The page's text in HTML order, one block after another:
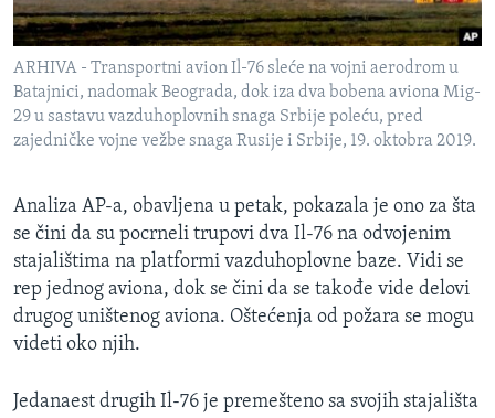
ARHIVA - Transportni avion Il-76 sleće na vojni aerodrom u
Batajnici, nadomak Beograda, dok iza dva bobena aviona Mig-
29 u sastavu vazduhoplovnih snaga Srbije poleću, pred
zajedničke vojne vežbe snaga Rusije i Srbije, 19. oktobra 2019.
Analiza AP-a, obavljena u petak, pokazala je ono za šta
se čini da su pocrneli trupovi dva Il-76 na odvojenim
stajalištima na platformi vazduhoplovne baze. Vidi se
rep jednog aviona, dok se čini da se takođe vide delovi
drugog uništenog aviona. Oštećenja od požara se mogu
videti oko njih.
Jedanaest drugih Il-76 je premešteno sa svojih stajališta